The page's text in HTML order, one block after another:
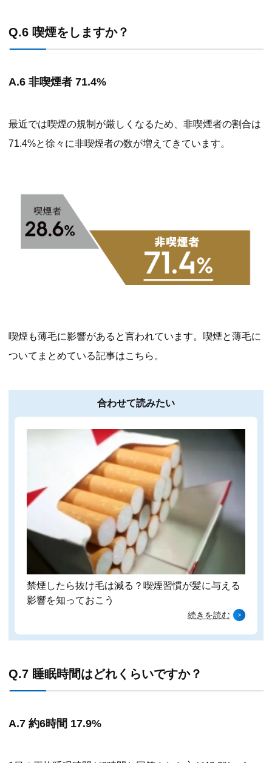
Q.6 喫煙をしますか？
A.6 非喫煙者 71.4%
最近では喫煙の規制が厳しくなるため、非喫煙者の割合は
71.4%と徐々に非喫煙者の数が増えてきています。
喫煙も薄毛に影響があると言われています。喫煙と薄毛に
ついてまとめている記事はこちら。
合わせて読みたい
禁煙したら抜け毛は減る？喫煙習慣が髪に与える
影響を知っておこう
続きを読む
Q.7 睡眠時間はどれくらいですか？
A.7 約6時間 17.9%